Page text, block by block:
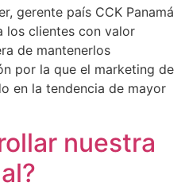
gerente país CCK Panamá
los clientes con valor
de mantenerlos
por la que el marketing de
en la tendencia de mayor
nuestra